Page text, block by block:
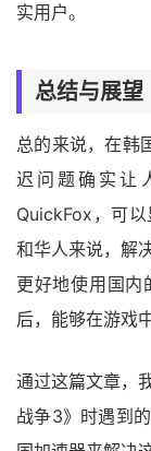
实用户。
总结与展望
总的来说，在韩
迟问题确实让
QuickFox，可
和华人来说，解
更好地使用国内
后，能够在游戏
通过这篇文章，
战争3》时遇到